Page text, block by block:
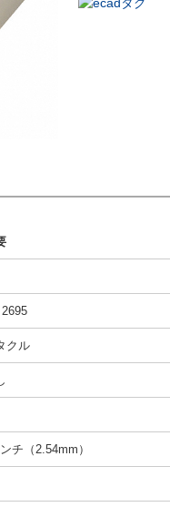
クル
チ（2.54mm）